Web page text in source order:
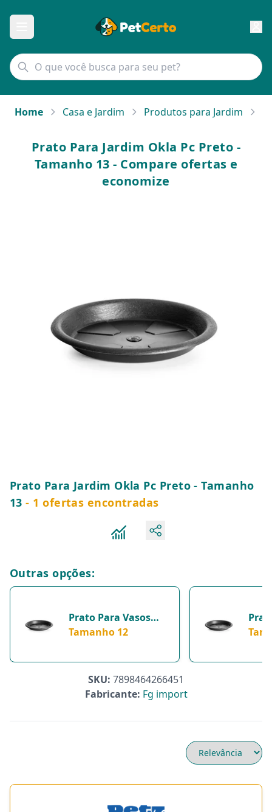
Home Casa e Jardim Produtos para Jardim
Prato Para Jardim Okla Pc Preto -
Tamanho 13 - Compare ofertas e
economize
Prato Para Jardim Okla Pc Preto - Tamanho
13 - 1 ofertas encontradas
Outras opções:
Prato Para Vasos
Okla Preto Tamanho
Tamanho 12
SKU: 7898464266451
Fabricante: Fg import